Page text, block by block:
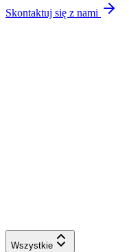
Skontaktuj się z nami
Wszystkie